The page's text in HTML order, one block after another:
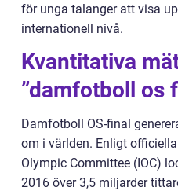
för unga talanger att visa
internationell nivå.
Kvantitativa
”damfotboll os
Damfotboll OS-final
om i världen. Enligt
Olympic Committee (IOC)
2016 över 3,5 miljarder